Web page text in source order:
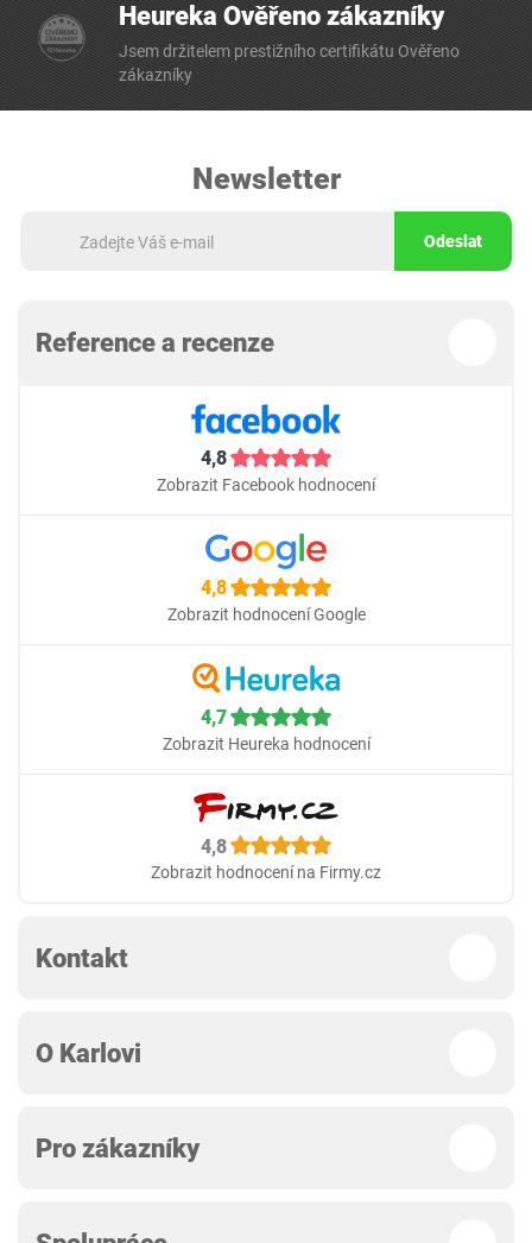
Heureka Ověřeno zákazníky
Jsem držitelem prestižního certifikátu Ověřeno
zákazníky
Newsletter
Odeslat
Reference a recenze
4,8
Zobrazit Facebook hodnocení
4,8
Zobrazit hodnocení Google
4,7
Zobrazit Heureka hodnocení
4,8
Zobrazit hodnocení na Firmy.cz
Kontakt
O Karlovi
Pro zákazníky